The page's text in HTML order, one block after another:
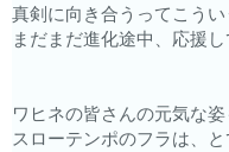
真剣に向き合うってこう
まだまだ進化途中、応援
ワヒネの皆さんの元気な
スローテンポのフラは、